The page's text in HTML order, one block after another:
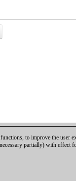
to improve the
partially) with